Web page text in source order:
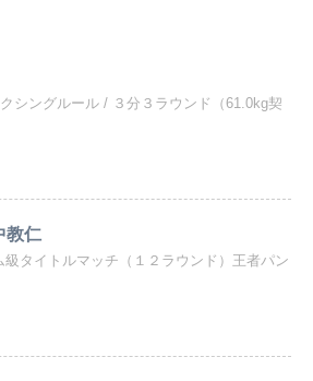
シングルール / ３分３ラウンド（61.0kg契
教仁
タイトルマッチ（１２ラウンド）王者パン